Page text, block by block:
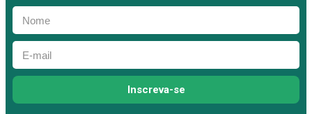
Inscreva-se